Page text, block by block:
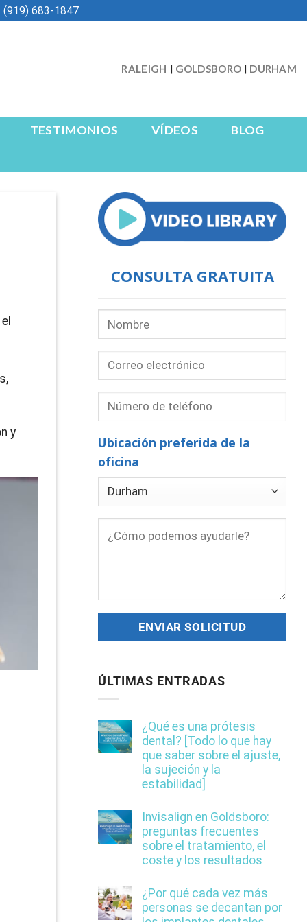
683-1847
RALEIGH | GOLDSBORO | DURHAM
TESTIMONIOS VÍDEOS BLOG
y
CONSULTA GRATUITA
Ubicación preferida de la
oficina
ÚLTIMAS ENTRADAS
¿Qué es una prótesis
dental? [Todo lo que hay
que saber sobre el ajuste,
la sujeción y la
estabilidad]
Invisalign en Goldsboro:
preguntas frecuentes
sobre el tratamiento, el
coste y los resultados
¿Por qué cada vez más
personas se decantan por